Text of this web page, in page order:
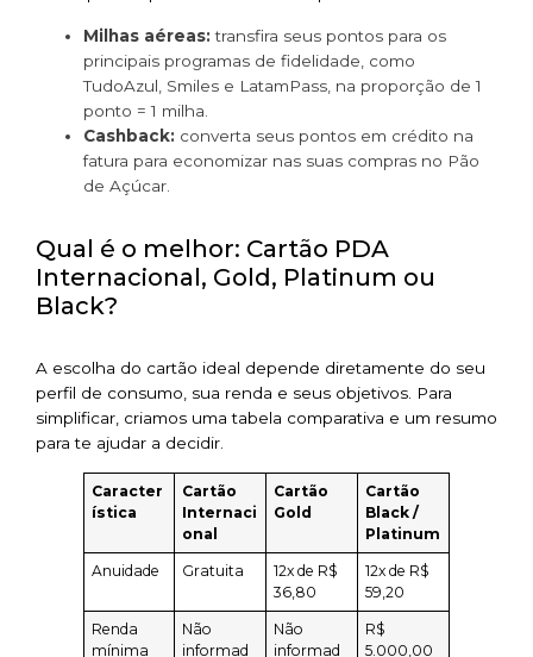
Milhas aéreas: transfira seus pontos para os
principais programas de fidelidade, como
TudoAzul, Smiles e LatamPass, na proporção de 1
ponto = 1 milha.
Cashback: converta seus pontos em crédito na
fatura para economizar nas suas compras no Pão
de Açúcar.
Qual é o melhor: Cartão PDA
Internacional, Gold, Platinum ou
Black?
A escolha do cartão ideal depende diretamente do seu
perfil de consumo, sua renda e seus objetivos. Para
simplificar, criamos uma tabela comparativa e um resumo
para te ajudar a decidir.
Caracter
ística
Cartão
Internaci
onal
Cartão
Gold
Cartão
Black /
Platinum
Anuidade Gratuita
12x de R$
36,80
12x de R$
59,20
Renda
mínima
Não
informad
Não
informad
R$
5.000,00